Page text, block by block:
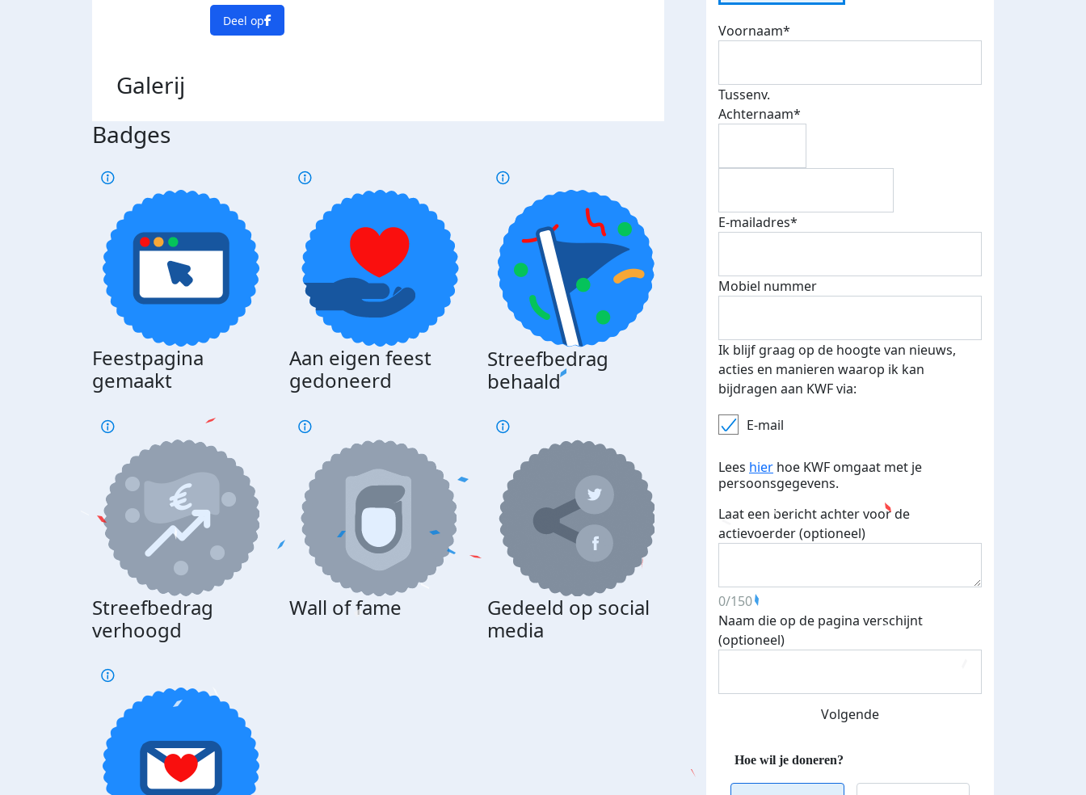
Deel op
Galerij
Badges
Feestpagina
gemaakt
Aan eigen feest
gedoneerd
Streefbedrag
behaald
Streefbedrag
verhoogd
Wall of fame
Gedeeld op social
media
Voornaam*
Tussenv.
Achternaam*
E-mailadres*
Mobiel nummer
Ik blijf graag op de hoogte van nieuws,
acties en manieren waarop ik kan
bijdragen aan KWF via:
E-mail
Lees hier hoe KWF omgaat met je
persoonsgegevens.
Laat een bericht achter voor de
actievoerder (optioneel)
0/150
Naam die op de pagina verschijnt
(optioneel)
Volgende